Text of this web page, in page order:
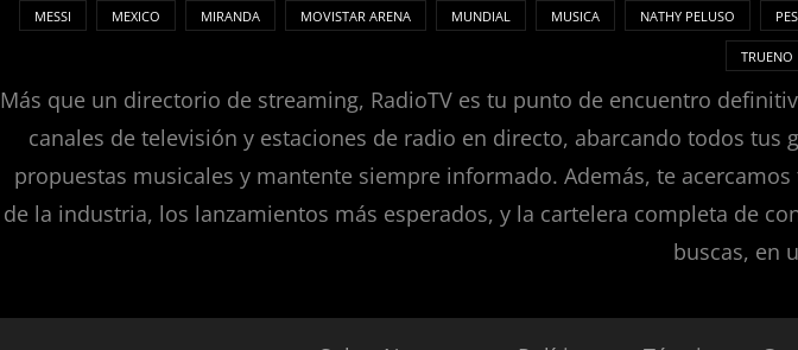
MESSI MEXICO MIRANDA MOVISTAR ARENA MUNDIAL MUSICA NATHY PELUSO
TRUENO
Más que un directorio de streaming, RadioTV es tu punto de encuentro
canales de televisión y estaciones de radio en directo, abarcando todos
propuestas musicales y mantente siempre informado. Además, te
de la industria, los lanzamientos más esperados, y la cartelera completa de
buscas, en